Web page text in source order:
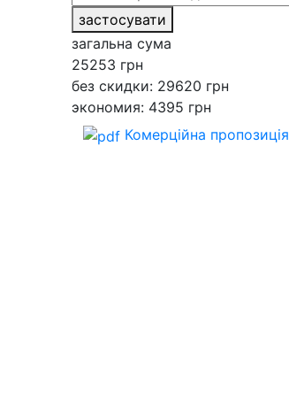
застосувати
загальна сума
25253 грн
без скидки: 29620 грн
экономия: 4395 грн
Комерційна пропозиція